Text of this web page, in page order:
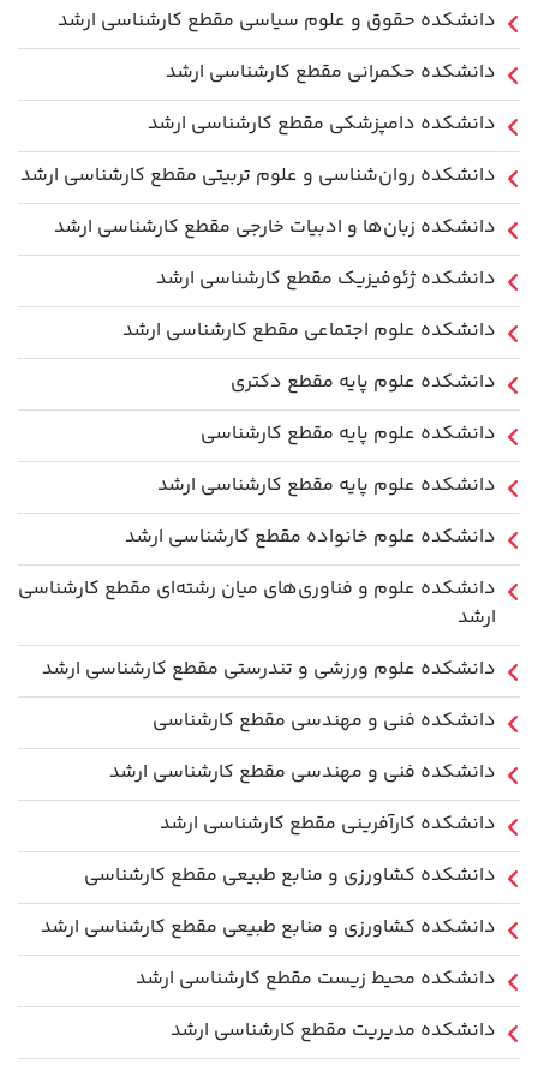
دانشکده حقوق و علوم سیاسی مقطع کارشناسی ارشد
دانشکده حکمرانی مقطع کارشناسی ارشد
دانشکده دامپزشکی مقطع کارشناسی ارشد
دانشکده روان‌شناسی و علوم تربیتی مقطع کارشناسی ارشد
دانشکده زبان‌ها و ادبیات خارجی مقطع کارشناسی ارشد
دانشکده ژئوفیزیک مقطع کارشناسی ارشد
دانشکده علوم اجتماعی مقطع کارشناسی ارشد
دانشکده علوم پایه مقطع دکتری
دانشکده علوم پایه مقطع کارشناسی
دانشکده علوم پایه مقطع کارشناسی ارشد
دانشکده علوم خانواده مقطع کارشناسی ارشد
دانشکده علوم و فناوری‌های میان رشته‌ای مقطع کارشناسی
ارشد
دانشکده علوم ورزشی و تندرستی مقطع کارشناسی ارشد
دانشکده فنی و مهندسی مقطع کارشناسی
دانشکده فنی و مهندسی مقطع کارشناسی ارشد
دانشکده کارآفرینی مقطع کارشناسی ارشد
دانشکده کشاورزی و منابع طبیعی مقطع کارشناسی
دانشکده کشاورزی و منابع طبیعی مقطع کارشناسی ارشد
دانشکده محیط زیست مقطع کارشناسی ارشد
دانشکده مدیریت مقطع کارشناسی ارشد